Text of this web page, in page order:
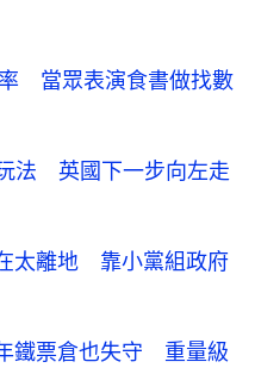
當眾表演食書做找數
法 英國下一步向左走
太離地 靠小黨組政府
鐵票倉也失守 重量級